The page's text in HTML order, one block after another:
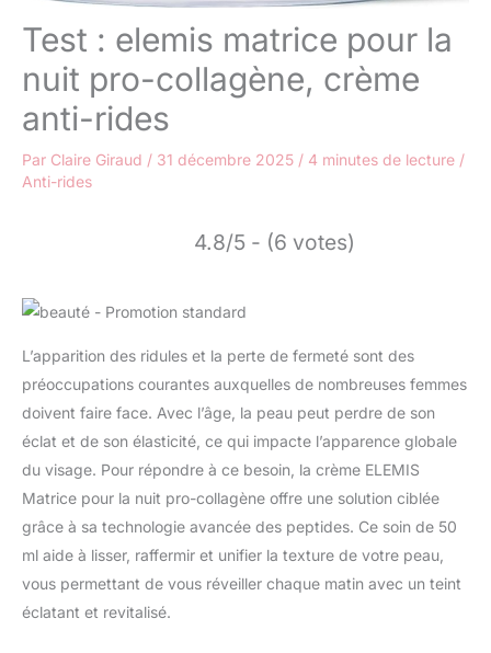
Test : elemis matrice pour la
nuit pro-collagène, crème
anti-rides
Par Claire Giraud / 31 décembre 2025 / 4 minutes de lecture /
Anti-rides
4.8/5 - (6 votes)
L’apparition des ridules et la perte de fermeté sont des
préoccupations courantes auxquelles de nombreuses femmes
doivent faire face. Avec l’âge, la peau peut perdre de son
éclat et de son élasticité, ce qui impacte l’apparence globale
du visage. Pour répondre à ce besoin, la crème ELEMIS
Matrice pour la nuit pro-collagène offre une solution ciblée
grâce à sa technologie avancée des peptides. Ce soin de 50
ml aide à lisser, raffermir et unifier la texture de votre peau,
vous permettant de vous réveiller chaque matin avec un teint
éclatant et revitalisé.